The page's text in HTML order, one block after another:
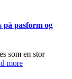
på pasform og
som en stor
more